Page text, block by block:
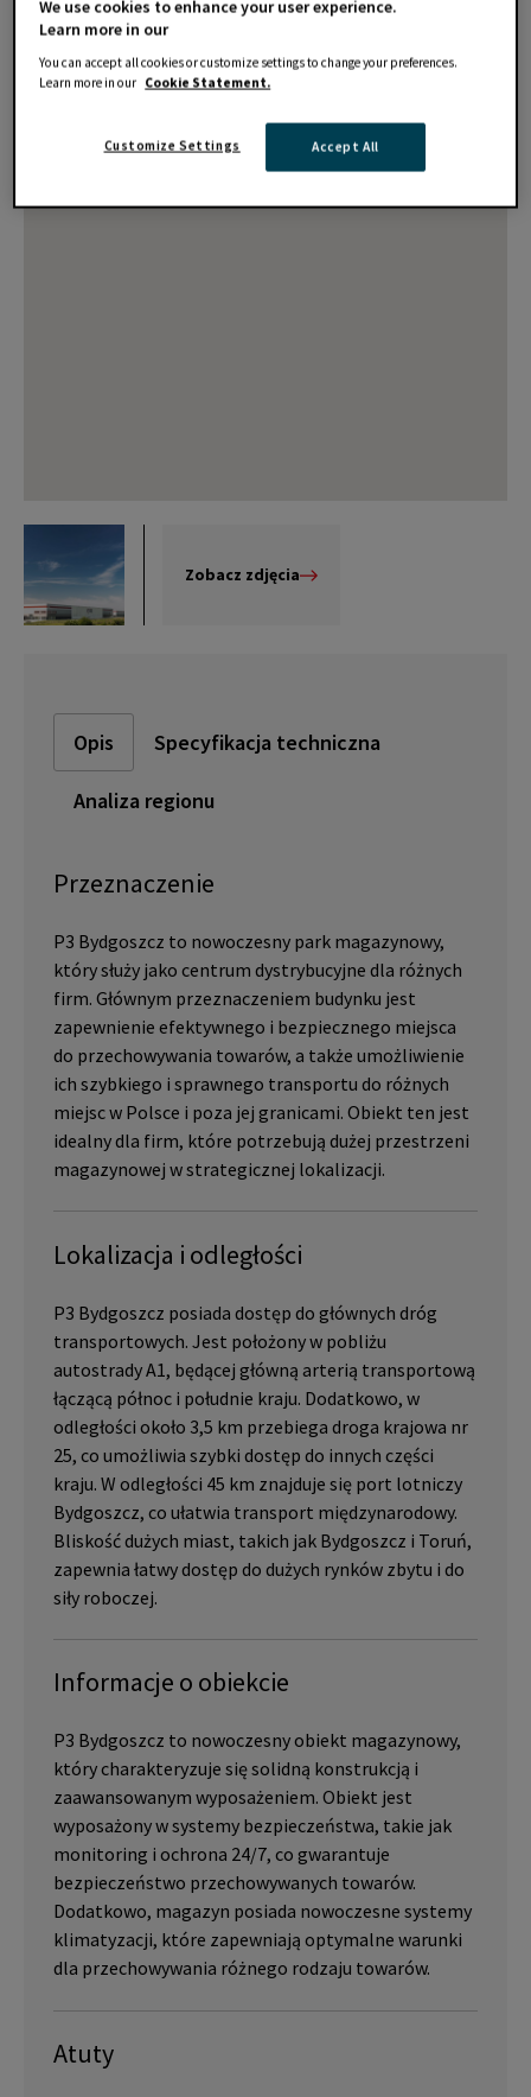
Zobacz zdjęcia
Opis Specyfikacja techniczna
Analiza regionu
Przeznaczenie
P3 Bydgoszcz to nowoczesny park magazynowy,
który służy jako centrum dystrybucyjne dla różnych
firm. Głównym przeznaczeniem budynku jest
zapewnienie efektywnego i bezpiecznego miejsca
do przechowywania towarów, a także umożliwienie
ich szybkiego i sprawnego transportu do różnych
miejsc w Polsce i poza jej granicami. Obiekt ten jest
idealny dla firm, które potrzebują dużej przestrzeni
magazynowej w strategicznej lokalizacji.
Lokalizacja i odległości
P3 Bydgoszcz posiada dostęp do głównych dróg
transportowych. Jest położony w pobliżu
autostrady A1, będącej główną arterią transportową
łączącą północ i południe kraju. Dodatkowo, w
odległości około 3,5 km przebiega droga krajowa nr
25, co umożliwia szybki dostęp do innych części
kraju. W odległości 45 km znajduje się port lotniczy
Bydgoszcz, co ułatwia transport międzynarodowy.
Bliskość dużych miast, takich jak Bydgoszcz i Toruń,
zapewnia łatwy dostęp do dużych rynków zbytu i do
siły roboczej.
Informacje o obiekcie
P3 Bydgoszcz to nowoczesny obiekt magazynowy,
który charakteryzuje się solidną konstrukcją i
zaawansowanym wyposażeniem. Obiekt jest
wyposażony w systemy bezpieczeństwa, takie jak
monitoring i ochrona 24/7, co gwarantuje
bezpieczeństwo przechowywanych towarów.
Dodatkowo, magazyn posiada nowoczesne systemy
klimatyzacji, które zapewniają optymalne warunki
dla przechowywania różnego rodzaju towarów.
Atuty
We use cookies to enhance your user experience.
Learn more in our
You can accept all cookies or customize settings to change your preferences.
Learn more in our Cookie Statement.
Accept All
Customize Settings